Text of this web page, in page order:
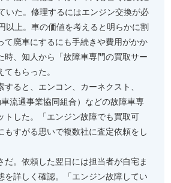
いた。修理するにはエンジン交換が必
以上。車の価値を考えると明らかに割
て廃車にするにも手続きや費用がかか
時、知人から「故障車専門の買取サー
もらった。
ると、エンコン、カーネクスト、
流通事業協同組合）などの故障車専
トした。「エンジン故障でも買取可
もすがる思いで複数社に査定依頼をし
だ。依頼した翌日には担当者が自宅ま
を詳しく確認。「エンジン故障してい